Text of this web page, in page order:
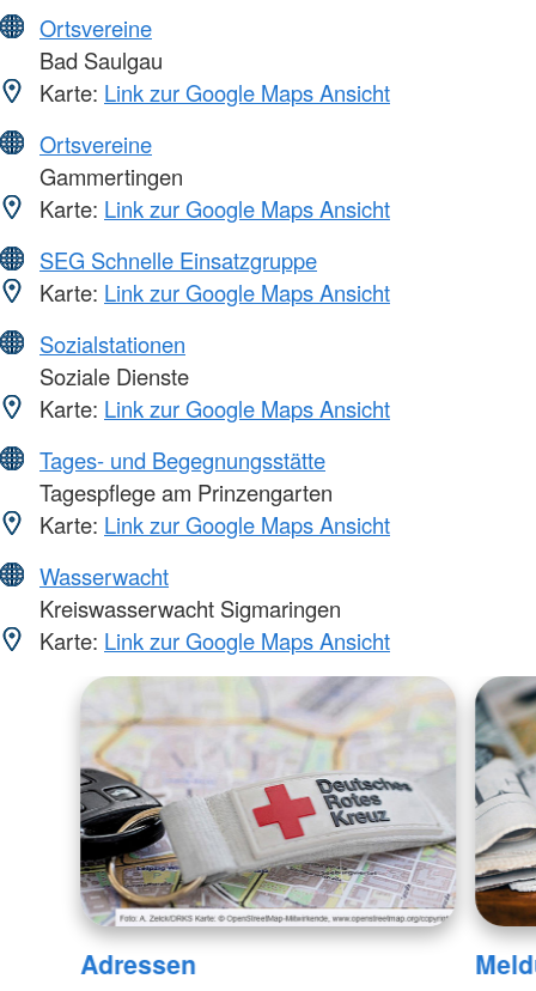
Ortsvereine
Bad Saulgau
Karte: Link zur Google Maps Ansicht
Ortsvereine
Gammertingen
Karte: Link zur Google Maps Ansicht
SEG Schnelle Einsatzgruppe
Karte: Link zur Google Maps Ansicht
Sozialstationen
Soziale Dienste
Karte: Link zur Google Maps Ansicht
Tages- und Begegnungsstätte
Tagespflege am Prinzengarten
Karte: Link zur Google Maps Ansicht
Wasserwacht
Kreiswasserwacht Sigmaringen
Karte: Link zur Google Maps Ansicht
Adressen